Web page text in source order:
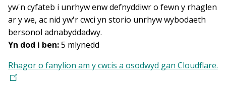
yw'n cyfateb i unrhyw enw defnyddiwr o fewn y rhaglen
ar y we, ac nid yw'r cwci yn storio unrhyw wybodaeth
bersonol adnabyddadwy.
Yn dod i ben:5 mlynedd
Rhagor o fanylion am y cwcis a osodwyd gan Cloudflare.